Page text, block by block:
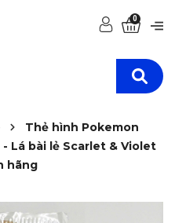
0
Thẻ hình Pokemon
Lá bài lẻ Scarlet & Violet
hãng